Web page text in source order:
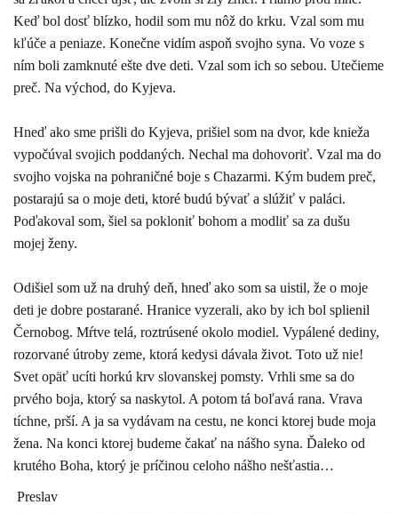
Keď bol dosť blízko, hodil som mu nôž do krku. Vzal som mu
kľúče a peniaze. Konečne vidím aspoň svojho syna. Vo voze s
ním boli zamknuté ešte dve deti. Vzal som ich so sebou. Utečieme
preč. Na východ, do Kyjeva.
Hneď ako sme prišli do Kyjeva, prišiel som na dvor, kde knieža
vypočúval svojich poddaných. Nechal ma dohovoriť. Vzal ma do
svojho vojska na pohraničné boje s Chazarmi. Kým budem preč,
postarajú sa o moje deti, ktoré budú bývať a slúžiť v paláci.
Poďakoval som, šiel sa pokloniť bohom a modliť sa za dušu
mojej ženy.
Odišiel som už na druhý deň, hneď ako som sa uistil, že o moje
deti je dobre postarané. Hranice vyzerali, ako by ich bol splienil
Černobog. Mŕtve telá, roztrúsené okolo modiel. Vypálené dediny,
rozorvané útroby zeme, ktorá kedysi dávala život. Toto už nie!
Svet opäť ucíti horkú krv slovanskej pomsty. Vrhli sme sa do
prvého boja, ktorý sa naskytol. A potom tá boľavá rana. Vrava
tíchne, prší. A ja sa vydávam na cestu, ne konci ktorej bude moja
žena. Na konci ktorej budeme čakať na nášho syna. Ďaleko od
krutého Boha, ktorý je príčinou celoho nášho nešťastia…
Preslav